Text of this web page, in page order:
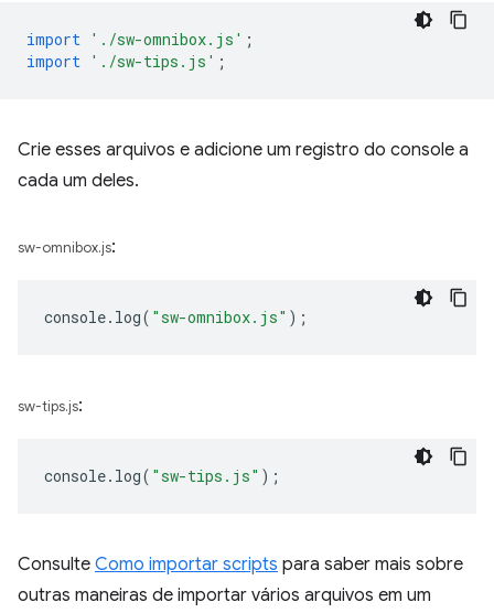
import './sw-omnibox.js' ;
import
'./sw-tips.js' ;
Crie esses arquivos e adicione um registro do console a
cada um deles.
sw-omnibox.js:
console. log( "sw-omnibox.js" );
sw-tips.js:
console. log( "sw-tips.js" );
Consulte Como importar scripts para saber mais sobre
outras maneiras de importar vários arquivos em um